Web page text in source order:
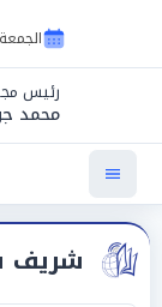
الجمعة 07 أغسطس
رئيس
محمد
شريف